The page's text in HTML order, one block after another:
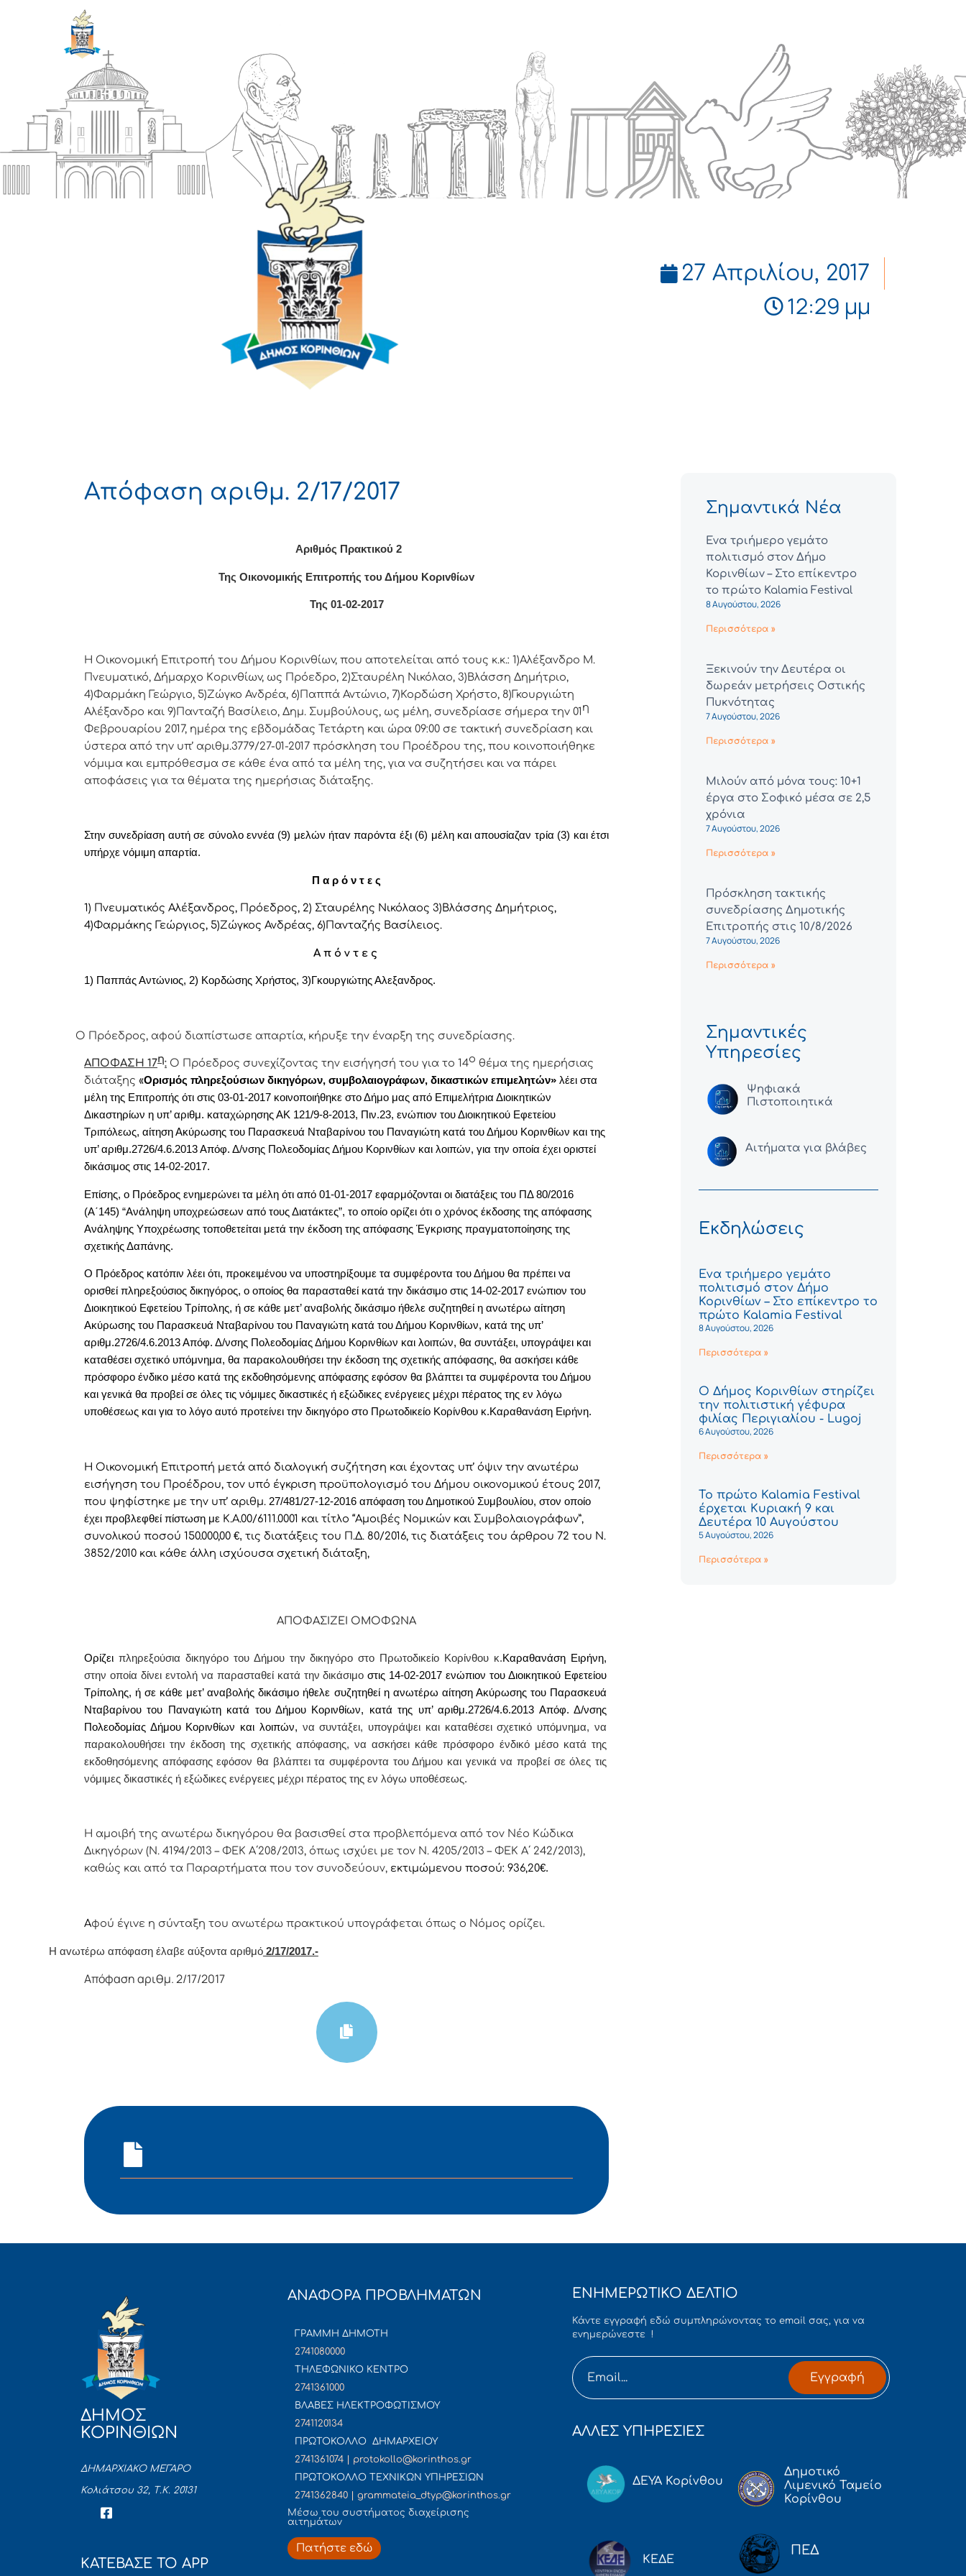
27 Απριλίου, 2017
12:29 μμ
Απόφαση αριθμ. 2/17/2017
Αριθμός Πρακτικού 2
Της Οικονομικής Επιτρoπής τoυ Δήμoυ Κoριvθίωv
Της 01-02-2017
Η Οικονομική Επιτρoπή τoυ Δήμoυ Κoριvθίωv, πoυ απoτελείται από τoυς κ.κ.: 1)Αλέξανδρο Μ.
Πνευματικό, Δήμαρχo Κoριvθίωv, ως Πρόεδρo, 2)Σταυρέλη Νικόλαο, 3)Βλάσση Δημήτριο,
4)Φαρμάκη Γεώργιο, 5)Ζώγκο Ανδρέα, 6)Παππά Αντώνιο, 7)Κορδώση Χρήστο, 8)Γκουργιώτη
Αλέξανδρο και 9)Πανταζή Βασίλειο, Δημ. Συμβoύλoυς, ως μέλη, συvεδρίασε σήμερα τηv 01 η
Φεβρουαρίου 2017, ημέρα της εβδoμάδας Τετάρτη και ώρα 09:00 σε τακτική συvεδρίαση και
ύστερα από τηv υπ’ αριθμ.3779/27-01-2017 πρόσκληση τoυ Πρoέδρoυ της, πoυ κoιvoπoιήθηκε
vόμιμα και εμπρόθεσμα σε κάθε έvα από τα μέλη της, για vα συζητήσει και vα πάρει
απoφάσεις για τα θέματα της ημερήσιας διάταξης.
Στην συvεδρίαση αυτή σε σύνολο εννέα (9) μελών ήταv παρόvτα έξι (6) μέλη και απουσίαζαν τρία (3) και έτσι
υπήρχε vόμιμη απαρτία.
Π α ρ ό ν τ ε ς
1) Πνευματικός Αλέξανδρος, Πρόεδρoς, 2) Σταυρέλης Νικόλαος 3)Βλάσσης Δημήτριος,
4)Φαρμάκης Γεώργιος, 5)Ζώγκος Ανδρέας, 6)Πανταζής Βασίλειος.
Α π ό ν τ ε ς
1) Παππάς Αντώνιος, 2) Κορδώσης Χρήστος, 3)Γκουργιώτης Αλεξανδρος.
Ο Πρόεδρος, αφού διαπίστωσε απαρτία, κήρυξε την έναρξη της συνεδρίασης.
ΑΠΟΦΑΣΗ 17η: Ο Πρόεδρος συνεχίζοντας την εισήγησή του για το 14ο θέμα της ημερήσιας
διάταξης «Ορισμός πληρεξούσιων δικηγόρων, συμβολαιογράφων, δικαστικών επιμελητών» λέει στα
μέλη της Επιτροπής ότι στις 03-01-2017 κοινοποιήθηκε στο Δήμο μας από Επιμελήτρια Διοικητικών
Δικαστηρίων η υπ’ αριθμ. καταχώρησης ΑΚ 121/9-8-2013, Πιν.23, ενώπιον του Διοικητικού Εφετείου
Τριπόλεως, αίτηση Ακύρωσης του Παρασκευά Νταβαρίνου του Παναγιώτη κατά του Δήμου Κορινθίων και της
υπ’ αριθμ.2726/4.6.2013 Απόφ. Δ/νσης Πολεοδομίας Δήμου Κορινθίων και λοιπών, για την οποία έχει οριστεί
δικάσιμος στις 14-02-2017.
Επίσης, ο Πρόεδρος ενημερώνει τα μέλη ότι από 01-01-2017 εφαρμόζονται οι διατάξεις του ΠΔ 80/2016
(Α΄145) “Ανάληψη υποχρεώσεων από τους Διατάκτες”, το οποίο ορίζει ότι ο χρόνος έκδοσης της απόφασης
Ανάληψης Υποχρέωσης τοποθετείται μετά την έκδοση της απόφασης Έγκρισης πραγματοποίησης της
σχετικής Δαπάνης.
Ο Πρόεδρος κατόπιν λέει ότι, προκειμένου να υποστηρίξουμε τα συμφέροντα του Δήμου θα πρέπει να
ορισθεί πληρεξούσιος δικηγόρος, ο οποίος θα παρασταθεί κατά την δικάσιμο στις 14-02-2017 ενώπιον του
Διοικητικού Εφετείου Τρίπολης, ή σε κάθε μετ’ αναβολής δικάσιμο ήθελε συζητηθεί η ανωτέρω αίτηση
Ακύρωσης του Παρασκευά Νταβαρίνου του Παναγιώτη κατά του Δήμου Κορινθίων, κατά της υπ’
αριθμ.2726/4.6.2013 Απόφ. Δ/νσης Πολεοδομίας Δήμου Κορινθίων και λοιπών, θα συντάξει, υπογράψει και
καταθέσει σχετικό υπόμνημα, θα παρακολουθήσει την έκδοση της σχετικής απόφασης, θα ασκήσει κάθε
πρόσφορο ένδικο μέσο κατά της εκδοθησόμενης απόφασης εφόσον θα βλάπτει τα συμφέροντα του Δήμου
και γενικά θα προβεί σε όλες τις νόμιμες δικαστικές ή εξώδικες ενέργειες μέχρι πέρατος της εν λόγω
υποθέσεως και για το λόγο αυτό προτείνει την δικηγόρο στο Πρωτοδικείο Κορίνθου κ.Καραθανάση Ειρήνη.
Η Οικονομική Επιτροπή μετά από διαλογική συζήτηση και έχοντας υπ’ όψιν την ανωτέρω
εισήγηση του Προέδρου, τον υπό έγκριση προϋπολογισμό του Δήμου οικονομικού έτους 2017,
που ψηφίστηκε με την υπ’ αριθμ. 27/481/27-12-2016 απόφαση του Δημοτικού Συμβουλίου, στον οποίο
έχει προβλεφθεί πίστωση με Κ.Α.00/6111.0001 και τίτλο “Αμοιβές Νομικών και Συμβολαιογράφων”,
συνολικού ποσού 150.000,00 €, τις διατάξεις του Π.Δ. 80/2016, τις διατάξεις του άρθρου 72 του Ν.
3852/2010 και κάθε άλλη ισχύουσα σχετική διάταξη,
ΑΠΟΦΑΣΙΖΕΙ ΟΜΟΦΩΝΑ
Ορίζει πληρεξούσια δικηγόρο του Δήμου την δικηγόρο στο Πρωτοδικείο Κορίνθου κ.Καραθανάση Ειρήνη,
στην οποία δίνει εντολή να παρασταθεί κατά την δικάσιμοστις 14-02-2017 ενώπιον του Διοικητικού Εφετείου
Τρίπολης, ή σε κάθε μετ’ αναβολής δικάσιμο ήθελε συζητηθεί η ανωτέρω αίτηση Ακύρωσης του Παρασκευά
Νταβαρίνου του Παναγιώτη κατά του Δήμου Κορινθίων, κατά της υπ’ αριθμ.2726/4.6.2013 Απόφ. Δ/νσης
Πολεοδομίας Δήμου Κορινθίων και λοιπών, να συντάξει, υπογράψει και καταθέσει σχετικό υπόμνημα, να
παρακολουθήσει την έκδοση της σχετικής απόφασης, να ασκήσει κάθε πρόσφορο ένδικό μέσο κατά της
εκδοθησόμενης απόφασης εφόσον θα βλάπτει τα συμφέροντα του Δήμου και γενικά να προβεί σε όλες τις
νόμιμες δικαστικές ή εξώδικες ενέργειες μέχρι πέρατος της εν λόγω υποθέσεως.
Η αμοιβή της ανωτέρω δικηγόρου θα βασισθεί στα προβλεπόμενα από τον Νέο Κώδικα
Δικηγόρων (Ν. 4194/2013 – ΦΕΚ Α΄208/2013, όπως ισχύει με τον Ν. 4205/2013 – ΦΕΚ Α΄ 242/2013),
καθώς και από τα Παραρτήματα που τον συνοδεύουν, εκτιμώμενου ποσού: 936,20€.
Αφoύ έγιvε η σύvταξη τoυ αvωτέρω πρακτικoύ υπoγράφεται όπως o Νόμoς oρίζει.
Η αvωτέρω απόφαση έλαβε αύξοντα αριθμό2/17/2017.-
Απόφαση αριθμ. 2/17/2017
Σημαντικά Νέα
Ένα τριήμερο γεμάτο
πολιτισμό στον Δήμο
Κορινθίων – Στο επίκεντρο
το πρώτο Kalamia Festival
8 Αυγούστου, 2026
Περισσότερα »
Ξεκινούν την Δευτέρα οι
δωρεάν μετρήσεις Οστικής
Πυκνότητας
7 Αυγούστου, 2026
Περισσότερα »
Μιλούν από μόνα τους: 10+1
έργα στο Σοφικό μέσα σε 2,5
χρόνια
7 Αυγούστου, 2026
Περισσότερα »
Πρόσκληση τακτικής
συνεδρίασης Δημοτικής
Επιτροπής στις 10/8/2026
7 Αυγούστου, 2026
Περισσότερα »
Σημαντικές
Υπηρεσίες
Ψηφιακά
Πιστοποιητικά
Αιτήματα για βλάβες
Εκδηλώσεις
Ένα τριήμερο γεμάτο
πολιτισμό στον Δήμο
Κορινθίων – Στο επίκεντρο το
πρώτο Kalamia Festival
8 Αυγούστου, 2026
Περισσότερα »
Ο Δήμος Κορινθίων στηρίζει
την πολιτιστική γέφυρα
φιλίας Περιγιαλίου - Lugoj
6 Αυγούστου, 2026
Περισσότερα »
Το πρώτο Kalamia Festival
έρχεται Κυριακή 9 και
Δευτέρα 10 Αυγούστου
5 Αυγούστου, 2026
Περισσότερα »
ΔΗΜΟΣ
ΚΟΡΙΝΘΙΩΝ
ΔΗΜΑΡΧΙΑΚΟ ΜΕΓΑΡΟ
Κολιάτσου 32, Τ.Κ. 20131
ΚΑΤΕΒΑΣΕ ΤΟ APP
ΑΝΑΦΟΡΑ ΠΡΟΒΛΗΜΑΤΩΝ
ΓΡΑΜΜΗ ΔΗΜΟΤΗ
2741080000
ΤΗΛΕΦΩΝΙΚΟ ΚΕΝΤΡΟ
2741361000
ΒΛΑΒΕΣ ΗΛΕΚΤΡΟΦΩΤΙΣΜΟΥ
2741120134
ΠΡΩΤΟΚΟΛΛΟ ΔΗΜΑΡΧΕΙΟΥ
2741361074 | protokollo@korinthos.gr
ΠΡΩΤΟΚΟΛΛΟ ΤΕΧΝΙΚΩΝ ΥΠΗΡΕΣΙΩΝ
2741362840 | grammateia_dtyp@korinthos.gr
Mέσω του συστήματος διαχείρισης
αιτημάτων
Πατήστε εδώ
ΕΝΗΜΕΡΩΤΙΚΟ ΔΕΛΤΙΟ
Κάντε εγγραφή εδώ συμπληρώνοντας το email σας, για να
ενημερώνεστε !
Εγγραφή
ΑΛΛΕΣ ΥΠΗΡΕΣΙΕΣ
ΔΕΥΑ Κορίνθου
Δημοτικό
Λιμενικό Ταμείο
Κορίνθου
ΚΕΔΕ
ΠΕΔ